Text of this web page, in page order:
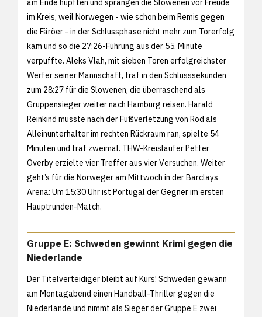
am Ende hüpften und sprangen die Slowenen vor Freude
im Kreis, weil Norwegen - wie schon beim Remis gegen
die Färöer - in der Schlussphase nicht mehr zum Torerfolg
kam und so die 27:26-Führung aus der 55. Minute
verpuffte. Aleks Vlah, mit sieben Toren erfolgreichster
Werfer seiner Mannschaft, traf in den Schlusssekunden
zum 28:27 für die Slowenen, die überraschend als
Gruppensieger weiter nach Hamburg reisen. Harald
Reinkind musste nach der Fußverletzung von Röd als
Alleinunterhalter im rechten Rückraum ran, spielte 54
Minuten und traf zweimal. THW-Kreisläufer Petter
Överby erzielte vier Treffer aus vier Versuchen. Weiter
geht’s für die Norweger am Mittwoch in der Barclays
Arena: Um 15:30 Uhr ist Portugal der Gegner im ersten
Hauptrunden-Match.
Gruppe E: Schweden gewinnt Krimi gegen die
Niederlande
Der Titelverteidiger bleibt auf Kurs! Schweden gewann
am Montagabend einen Handball-Thriller gegen die
Niederlande und nimmt als Sieger der Gruppe E zwei